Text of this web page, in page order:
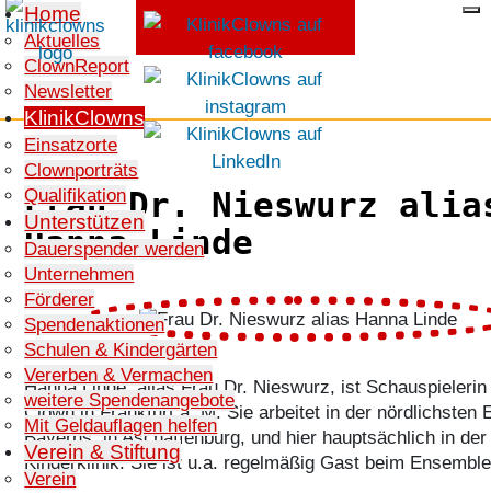
SPENDEN
Home
Aktuelles
ClownReport
Newsletter
KlinikClowns
Einsatzorte
Clownporträts
Qualifikation
Unterstützen
Dauerspender werden
Unternehmen
Förderer
Spendenaktionen
Schulen & Kindergärten
Vererben & Vermachen
weitere Spendenangebote
Mit Geldauflagen helfen
Verein & Stiftung
Verein
Frau Dr. Nieswurz
Hanna Linde
Hanna Linde, alias Frau Dr. Nieswurz, ist Schauspielerin
Clown in Frankfurt a. M. Sie arbeitet in der nördlichsten
Bayerns: in Aschaffenburg, und hier hauptsächlich in der
Kinderklinik. Sie ist u.a. regelmäßig Gast beim